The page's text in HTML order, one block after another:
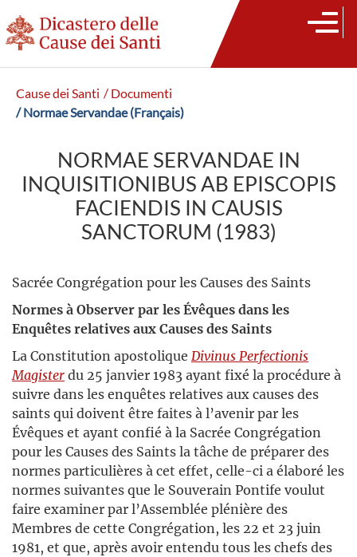
Cause dei Santi / Documenti
/ Normae Servandae (Français)
NORMAE SERVANDAE IN
INQUISITIONIBUS AB EPISCOPIS
FACIENDIS IN CAUSIS
SANCTORUM (1983)
Sacrée Congrégation pour les Causes des Saints
Normes à Observer par les Évêques dans les
Enquêtes relatives aux Causes des Saints
La Constitution apostolique Divinus Perfectionis
Magisterdu 25 janvier 1983 ayant fixé la procédure à
suivre dans les enquêtes relatives aux causes des
saints qui doivent être faites à l’avenir par les
Évêques et ayant confié à la Sacrée Congrégation
pour les Causes des Saints la tâche de préparer des
normes particulières à cet effet, celle-ci a élaboré les
normes suivantes que le Souverain Pontife voulut
faire examiner par l’Assemblée plénière des
Membres de cette Congrégation, les 22 et 23 juin
1981, et que, après avoir entendu tous les chefs des